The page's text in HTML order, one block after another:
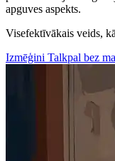
apguves aspekts.
Visefektīvākais veids,
Izmēģini Talkpal bez